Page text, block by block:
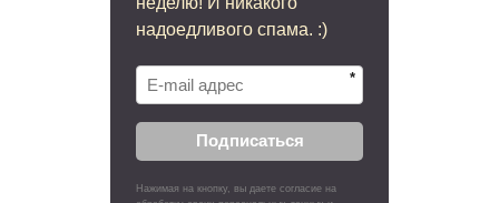
надоедливого спама. :)
*
Подписаться
Нажимая на кнопку, вы даете согласие на